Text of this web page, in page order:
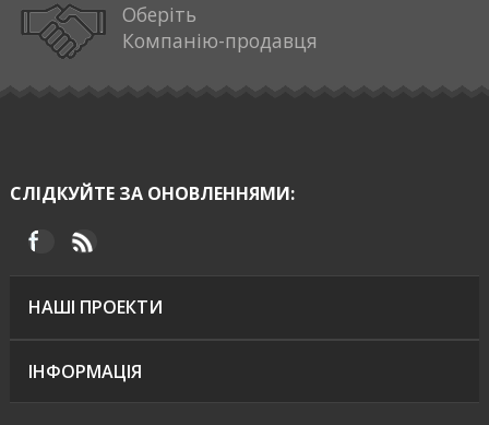
Оберіть
Компанію-продавця
СЛІДКУЙТЕ ЗА ОНОВЛЕННЯМИ:
НАШІ ПРОЕКТИ
ІНФОРМАЦІЯ